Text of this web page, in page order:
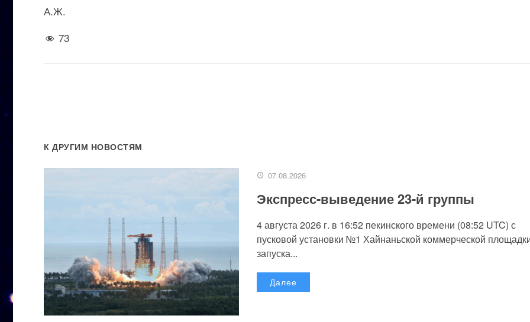
А.Ж.
73
К ДРУГИМ НОВОСТЯМ
07.08.2026
Экспресс-выведение 23-й группы
4 августа 2026 г. в 16:52 пекинского времени (08:52 UTC) с
пусковой установки №1 Хайнаньской коммерческой
запуска...
Далее